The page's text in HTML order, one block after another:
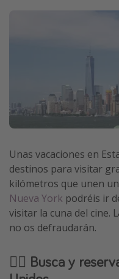
Trabajar en el
Cruceros por el
Hoteles más hot de
Guía de equipaje de
Parques de atracciones
Viaja con musicales
El Rey León el musical
Harry Potter en
Eventos deportivos
Unas vacaciones en
destinos para visitar
kilómetros que unen
Nueva York podréis ir
visitar la cuna del cine.
no os defraudarán.
🕵️‍♀️ Busca y